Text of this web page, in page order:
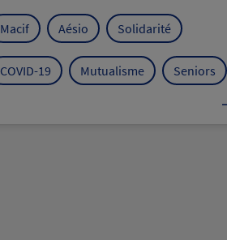
Macif Aésio Solidarité
COVID-19 Mutualisme Seniors